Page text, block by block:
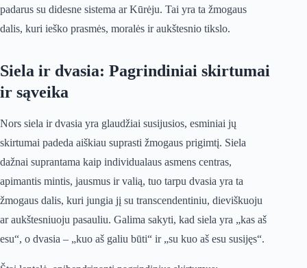
padarus su didesne sistema ar Kūrėju. Tai yra ta žmogaus
dalis, kuri ieško prasmės, moralės ir aukštesnio tikslo.
Siela ir dvasia: Pagrindiniai skirtumai
ir sąveika
Nors siela ir dvasia yra glaudžiai susijusios, esminiai jų
skirtumai padeda aiškiau suprasti žmogaus prigimtį. Siela
dažnai suprantama kaip individualaus asmens centras,
apimantis mintis, jausmus ir valią, tuo tarpu dvasia yra ta
žmogaus dalis, kuri jungia jį su transcendentiniu, dieviškuoju
ar aukštesniuoju pasauliu. Galima sakyti, kad siela yra „kas aš
esu“, o dvasia – „kuo aš galiu būti“ ir „su kuo aš esu susijęs“.